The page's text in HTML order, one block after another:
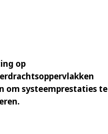
op
om systeemprestaties te